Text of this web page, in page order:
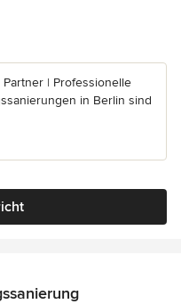
5 Sternen
| Professionelle
in Berlin sind